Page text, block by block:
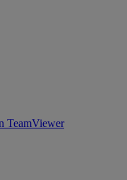
TeamViewer